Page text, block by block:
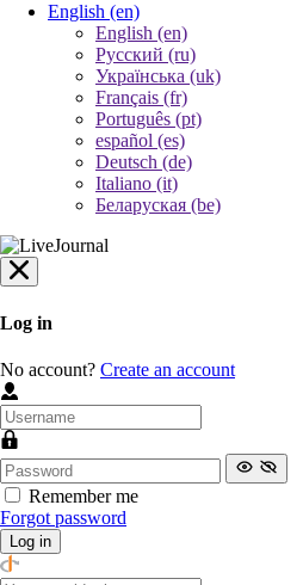
English (en)
English (en)
Русский (ru)
Українська (uk)
Français (fr)
Português (pt)
español (es)
Deutsch (de)
Italiano (it)
Беларуская (be)
Log in
No account? Create an account
Remember me
Forgot password
Log in